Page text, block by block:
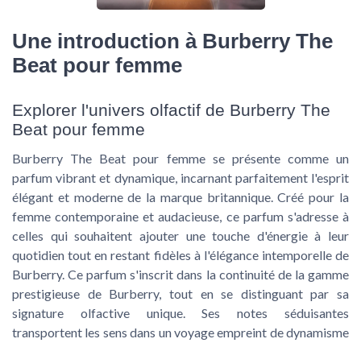
Une introduction à Burberry The
Beat pour femme
Explorer l'univers olfactif de Burberry The
Beat pour femme
Burberry The Beat pour femme se présente comme un
parfum vibrant et dynamique, incarnant parfaitement l'esprit
élégant et moderne de la marque britannique. Créé pour la
femme contemporaine et audacieuse, ce parfum s'adresse à
celles qui souhaitent ajouter une touche d'énergie à leur
quotidien tout en restant fidèles à l'élégance intemporelle de
Burberry. Ce parfum s'inscrit dans la continuité de la gamme
prestigieuse de Burberry, tout en se distinguant par sa
signature olfactive unique. Ses notes séduisantes
transportent les sens dans un voyage empreint de dynamisme